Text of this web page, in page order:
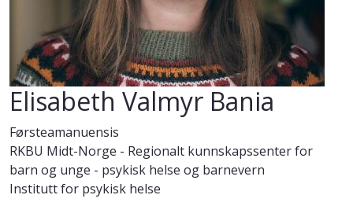
Elisabeth Valmyr Bania
Førsteamanuensis
RKBU Midt-Norge - Regionalt kunnskapssenter for
barn og unge - psykisk helse og barnevern
Institutt for psykisk helse